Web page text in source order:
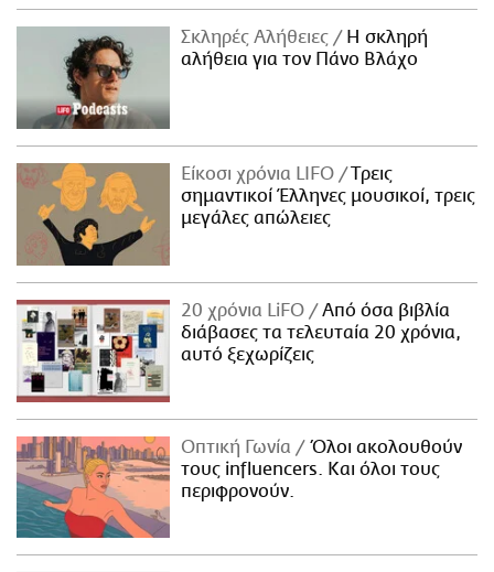
Σκληρές Αλήθειες
H σκληρή
αλήθεια για τον Πάνο Βλάχο
Είκοσι χρόνια LIFO
Tρεις
σημαντικοί Έλληνες μουσικοί, τρεις
μεγάλες απώλειες
20 χρόνια LiFO
Από όσα βιβλία
διάβασες τα τελευταία 20 χρόνια,
αυτό ξεχωρίζεις
Οπτική Γωνία
Όλοι ακολουθούν
τους influencers. Και όλοι τους
περιφρονούν.